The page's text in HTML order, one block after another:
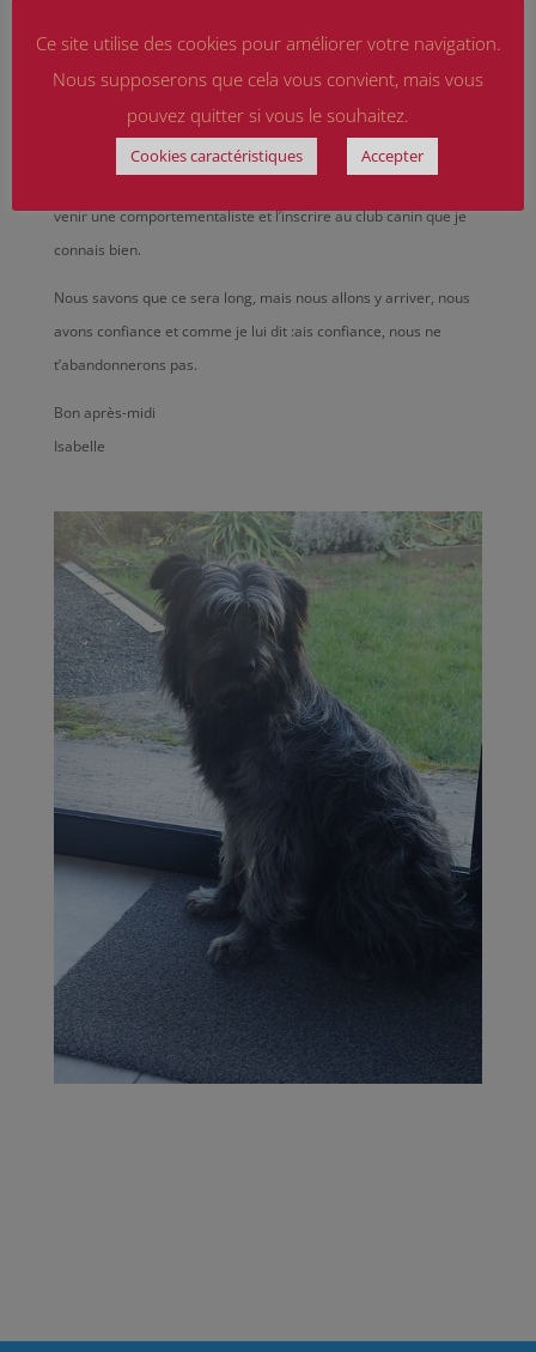
Par contre,
Dans la maison reste beaucoup dans son coin ne vient pas du
Mange très peu.
venir une comportementaliste et l’inscrire au club canin que je
connais bien.
Nous savons que ce sera long, mais nous allons y arriver, nous
avons confiance et comme je lui dit :ais confiance, nous ne
t’abandonnerons pas.
Bon après-midi
Isabelle
Ce site utilise des cookies pour améliorer votre navigation.
Nous supposerons que cela vous convient, mais vous
pouvez quitter si vous le souhaitez.
Cookies caractéristiques Accepter